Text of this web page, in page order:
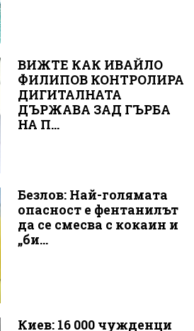
ВИЖТЕ КАК ИВАЙЛО
ФИЛИПОВ КОНТРОЛИРА
ДИГИТАЛНАТА
ДЪРЖАВА ЗАД ГЪРБА
НА П...
Безлов: Най-голямата
опасност е фентанилът
да се смесва с кокаин и
„би...
Киев: 16 000 чужденци